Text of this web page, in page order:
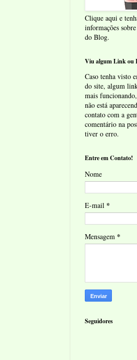
Clique aqui e
informações
do Blog.
Viu algum Link ou
Caso tenha visto
do site, algum
mais
não está
contato com a
comentário na
tiver o erro.
Entre em Contato!
Nome
E-mail *
Mensagem *
Seguidores